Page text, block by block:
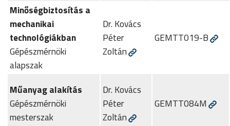
Minőségbiztosítás a
mechanikai
technológiákban
Gépészmérnöki
alapszak
Dr. Kovács
Péter
Zoltán
GEMTT019-B
Műanyag alakítás
Gépészmérnöki
mesterszak
Dr. Kovács
Péter
Zoltán
GEMTT084M